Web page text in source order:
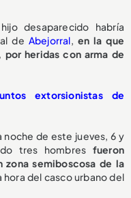
desaparecido habría
de Abejorral, en la que
heridas con arma de
extorsionistas de
noche de este jueves, 6 y
tres hombres fueron
zona semiboscosa de la
hora del casco urbano del